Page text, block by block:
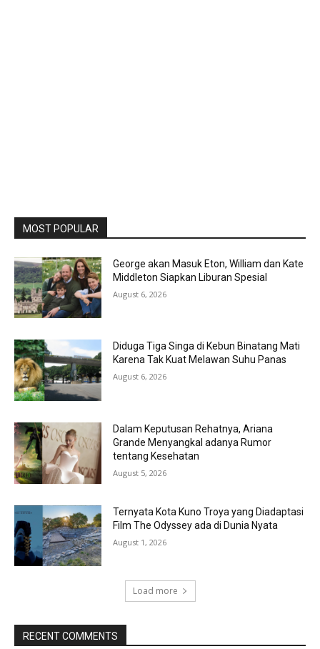
MOST POPULAR
George akan Masuk Eton, William dan Kate
Middleton Siapkan Liburan Spesial
August 6, 2026
Diduga Tiga Singa di Kebun Binatang Mati
Karena Tak Kuat Melawan Suhu Panas
August 6, 2026
Dalam Keputusan Rehatnya, Ariana
Grande Menyangkal adanya Rumor
tentang Kesehatan
August 5, 2026
Ternyata Kota Kuno Troya yang Diadaptasi
Film The Odyssey ada di Dunia Nyata
August 1, 2026
Load more
RECENT COMMENTS